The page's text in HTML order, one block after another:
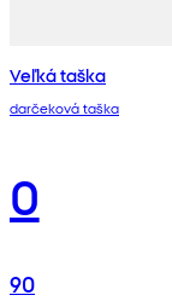
Veľká taška
darčeková taška
0
90